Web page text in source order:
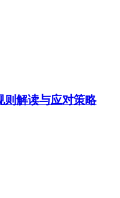
则解读与应对策略